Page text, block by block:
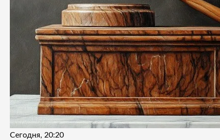
Сегодня, 20:20